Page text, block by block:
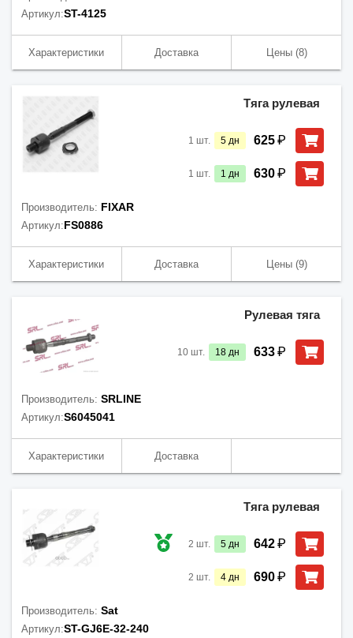
Артикул:ST-4125
Характеристики Доставка Цены(8)
Тяга рулевая
1 шт. 5 дн 625₽
1 шт. 1 дн 630₽
Производитель: FIXAR
Артикул:FS0886
Характеристики Доставка Цены(9)
Рулевая тяга
10 шт. 18 дн 633₽
Производитель: SRLINE
Артикул:S6045041
Характеристики Доставка
Тяга рулевая
2 шт. 5 дн 642₽
2 шт. 4 дн 690₽
Производитель: Sat
Артикул:ST-GJ6E-32-240